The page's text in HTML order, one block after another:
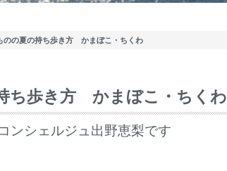
のの夏の持ち歩き方 かまぼこ・ちくわ
ち歩き方 かまぼこ・ちくわ
シェルジュ出野恵梨です